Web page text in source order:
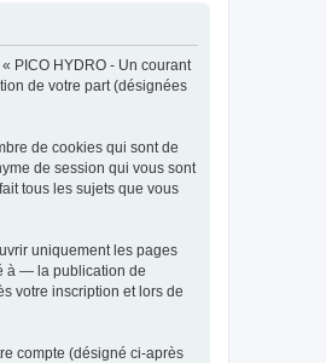
PICO HYDRO - Un courant
de votre part (désignées
de cookies qui sont de
de session qui vous sont
tous les sujets que vous
uniquement les pages
à — la publication de
votre inscription et lors de
compte (désigné ci-après